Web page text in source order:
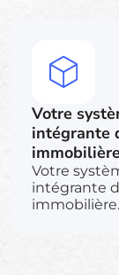
Votre
intégrante
Votre
intégrante
immobilière.